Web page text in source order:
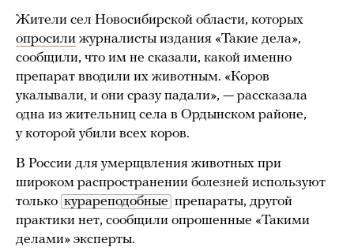
Жители сел Новосибирской области, которых
опросили журналисты издания «Такие дела»,
сообщили, что им не сказали, какой именно
препарат вводили их животным. «Коров
укалывали, и они сразу падали», — рассказала
одна из жительниц села в Ордынском районе,
у которой убили всех коров.
В России для умерщвления животных при
широком распространении болезней используют
только курареподобные препараты, другой
практики нет, сообщили опрошенные «Такими
делами» эксперты.